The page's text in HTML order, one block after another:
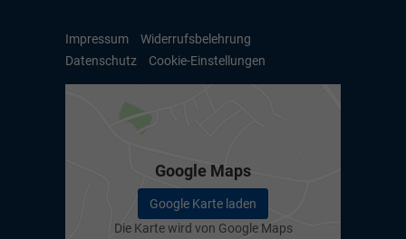
Impressum
Widerrufsbelehrung
Datenschutz
Cookie-Einstellungen
Google Maps
Google Karte laden
Die Karte wird von Google Maps